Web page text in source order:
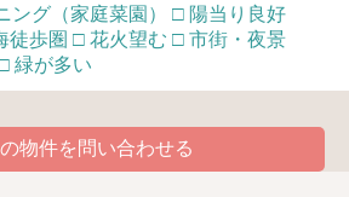
ング（家庭菜園） □ 陽当り良好
徒歩圏 □ 花火望む □ 市街・夜景
緑が多い
物件を問い合わせる